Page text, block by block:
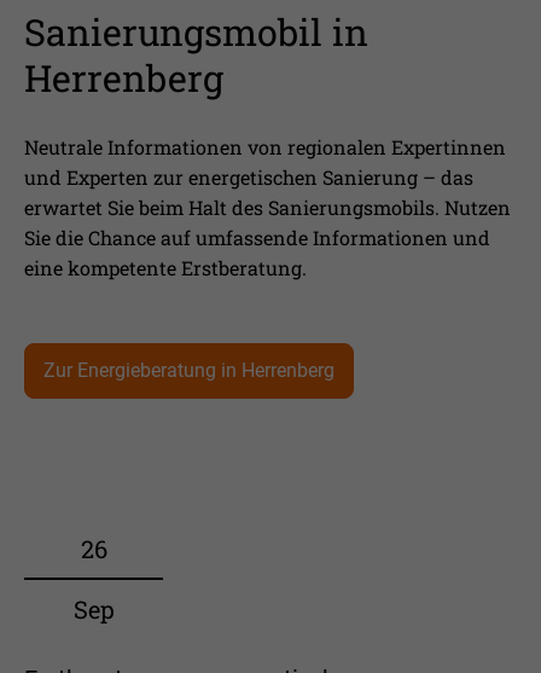
Sanierungsmobil in
Herrenberg
Neutrale Informationen von regionalen Expertinnen
und Experten zur energetischen Sanierung – das
erwartet Sie beim Halt des Sanierungsmobils. Nutzen
Sie die Chance auf umfassende Informationen und
eine kompetente Erstberatung.
Zur Energieberatung in Herrenberg
26
Sep